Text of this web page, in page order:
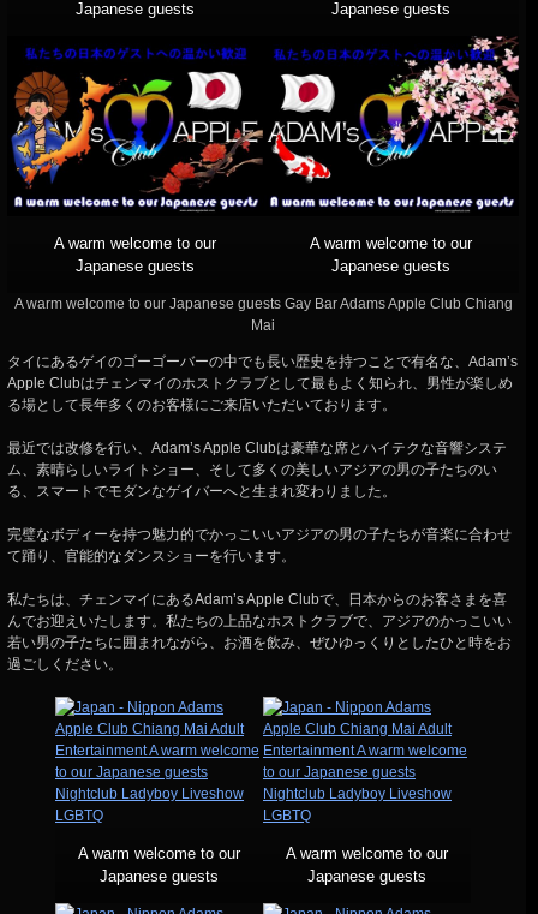
Japanese guests
Japanese guests
A warm welcome to our
Japanese guests
A warm welcome to our
Japanese guests
A warm welcome to our Japanese guests Gay Bar Adams Apple Club Chiang
Mai
タイにあるゲイのゴーゴーバーの中でも長い歴史を持つことで有名な、Adam’s
Apple Clubはチェンマイのホストクラブとして最もよく知られ、男性が楽しめ
る場として長年多くのお客様にご来店いただいております。
最近では改修を行い、Adam’s Apple Clubは豪華な席とハイテクな音響システ
ム、素晴らしいライトショー、そして多くの美しいアジアの男の子たちのい
る、スマートでモダンなゲイバーへと生まれ変わりました。
完璧なボディーを持つ魅力的でかっこいいアジアの男の子たちが音楽に合わせ
て踊り、官能的なダンスショーを行います。
私たちは、チェンマイにあるAdam’s Apple Clubで、日本からのお客さまを喜
んでお迎えいたします。私たちの上品なホストクラブで、アジアのかっこいい
若い男の子たちに囲まれながら、お酒を飲み、ぜひゆっくりとしたひと時をお
過ごしください。
A warm welcome to our
Japanese guests
A warm welcome to our
Japanese guests